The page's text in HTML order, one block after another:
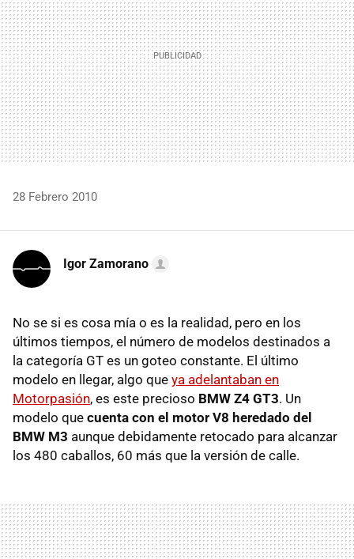
28 Febrero 2010
Igor Zamorano
No se si es cosa mía o es la realidad, pero en los
últimos tiempos, el número de modelos destinados a
la categoría GT es un goteo constante. El último
modelo en llegar, algo que ya adelantaban en
Motorpasión, es este precioso BMW Z4 GT3. Un
modelo que cuenta con el motor V8 heredado del
BMW M3 aunque debidamente retocado para alcanzar
los 480 caballos, 60 más que la versión de calle.